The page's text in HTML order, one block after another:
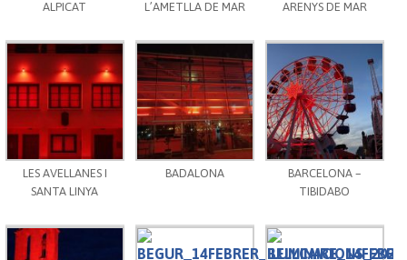
ALPICAT L’AMETLLA DE MAR ARENYS DE MAR
LES AVELLANES I
SANTA LINYA
BADALONA
BARCELONA –
TIBIDABO